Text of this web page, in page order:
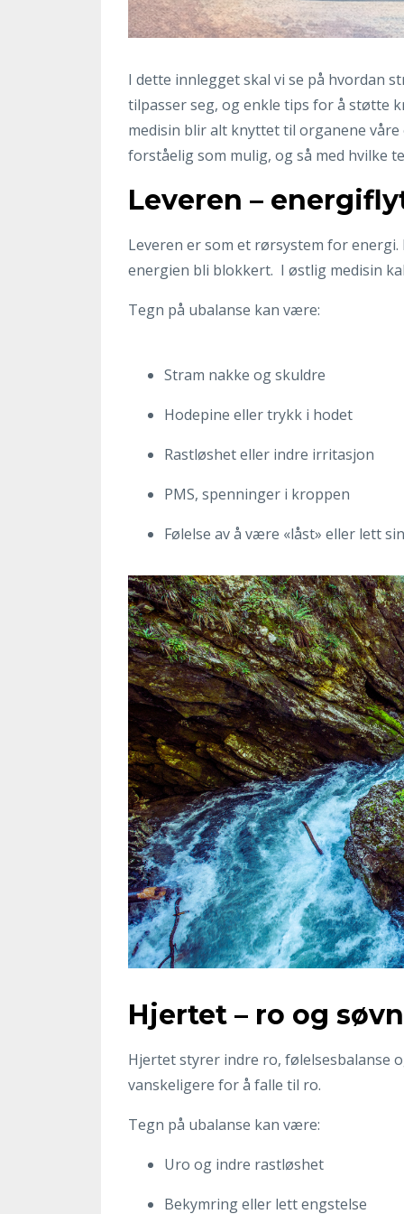
I dette innlegget skal vi se på hvordan
tilpasser seg, og enkle tips for å støtte
medisin blir alt knyttet til organene
forståelig som mulig, og så med hvilke
Leveren –
Leveren er som et rørsystem for
energien bli blokkert. I østlig medisin
Tegn på ubalanse kan være:
Stram nakke og skuldre
Hodepine eller trykk i hodet
Rastløshet eller indre irritasjon
PMS, spenninger i kroppen
Følelse av å være «låst» eller lett
Hjertet – ro og søvn
Hjertet styrer indre ro, følelsesbalanse
vanskeligere for å falle til ro.
Tegn på ubalanse kan være:
Uro og indre rastløshet
Bekymring eller lett engstelse